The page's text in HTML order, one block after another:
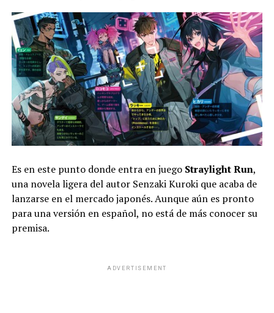
Es en este punto donde entra en juego Straylight Run,
una novela ligera del autor Senzaki Kuroki que acaba de
lanzarse en el mercado japonés. Aunque aún es pronto
para una versión en español, no está de más conocer su
premisa.
ADVERTISEMENT